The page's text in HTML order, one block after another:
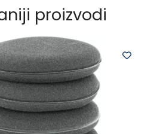
proizvodi